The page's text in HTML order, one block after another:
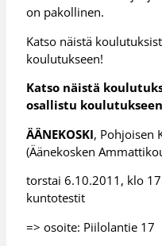
on pakollinen.
Katso näistä
koulutukseen!
Katso näistä
osallistu
ÄÄNEKOSKI, Pohjoisen
(Äänekosken
torstai 6.10.2011, klo
kuntotestit
=> osoite: Piilolantie 17